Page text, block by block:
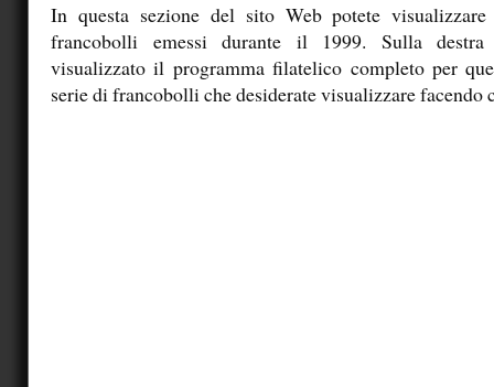
In questa sezione del sito Web potete
francobolli emessi durante il 1999. Sulla
visualizzato il programma filatelico completo per
serie di francobolli che desiderate visualizzare facendo